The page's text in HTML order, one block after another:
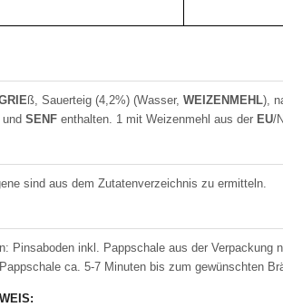
ß, Sauerteig (4,2%) (Wasser, WEIZENMEHL),
und SENF enthalten. 1 mit Weizenmehl aus der EU/
sind aus dem Zutatenverzeichnis zu ermitteln.
Pinsaboden inkl. Pappschale aus der Verpackung
ca. 5-7 Minuten bis zum gewünschten